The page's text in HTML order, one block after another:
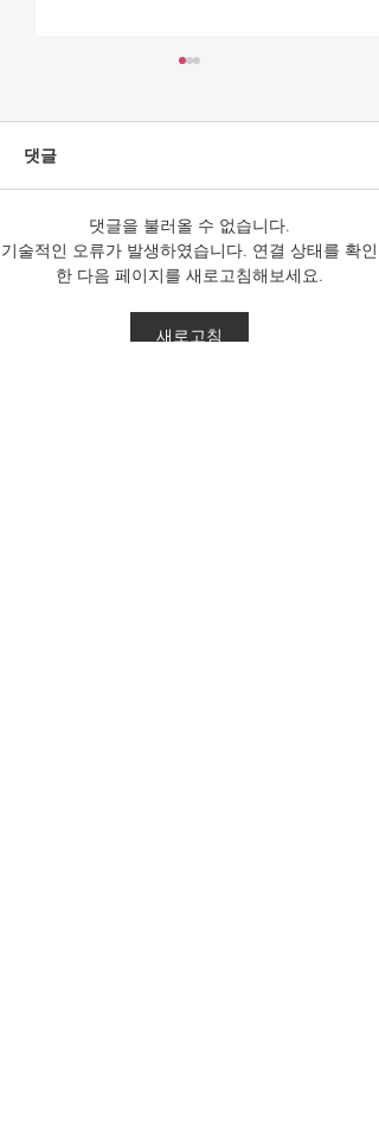
다. 방송문화진흥회는 MBC를
관리·감독하는 기관이다. 따라
법치주의를 존중하고, 공영방
댓글
댓글을 불러올 수 없습니다.
기술적인 오류가 발생하였습니다. 연결 상태를 확인
한 다음 페이지를 새로고침해보세요.
새로고침